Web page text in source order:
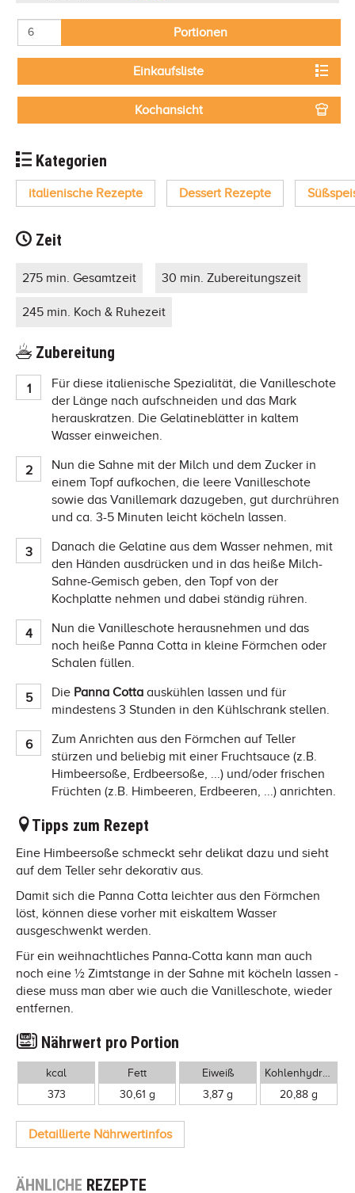
Portionen
Einkaufsliste
Kochansicht
Kategorien
italienische Rezepte Dessert Rezepte
Zeit
275 min. Gesamtzeit 30 min. Zubereitungszeit
245 min. Koch & Ruhezeit
Zubereitung
Für diese italienische Spezialität, die Vanilleschote
der Länge nach aufschneiden und das Mark
herauskratzen. Die Gelatineblätter in kaltem
Wasser einweichen.
Nun die Sahne mit der Milch und dem Zucker in
einem Topf aufkochen, die leere Vanilleschote
sowie das Vanillemark dazugeben, gut durchrühren
und ca. 3-5 Minuten leicht köcheln lassen.
Danach die Gelatine aus dem Wasser nehmen, mit
den Händen ausdrücken und in das heiße Milch-
Sahne-Gemisch geben, den Topf von der
Kochplatte nehmen und dabei ständig rühren.
Nun die Vanilleschote herausnehmen und das
noch heiße Panna Cotta in kleine Förmchen oder
Schalen füllen.
Die Panna Cotta auskühlen lassen und für
mindestens 3 Stunden in den Kühlschrank stellen.
Zum Anrichten aus den Förmchen auf Teller
stürzen und beliebig mit einer Fruchtsauce (z.B.
Himbeersoße, Erdbeersoße, ...) und/oder frischen
Früchten (z.B. Himbeeren, Erdbeeren, ...) anrichten.
Tipps zum Rezept
Eine Himbeersoße schmeckt sehr delikat dazu und sieht
auf dem Teller sehr dekorativ aus.
Damit sich die Panna Cotta leichter aus den Förmchen
löst, können diese vorher mit eiskaltem Wasser
ausgeschwenkt werden.
Für ein weihnachtliches Panna-Cotta kann man auch
noch eine ½ Zimtstange in der Sahne mit köcheln lassen -
diese muss man aber wie auch die Vanilleschote, wieder
entfernen.
Nährwert pro Portion
kcal
373
Fett
30,61 g
Eiweiß
3,87 g
20,88 g
Detaillierte Nährwertinfos
ÄHNLICHE REZEPTE